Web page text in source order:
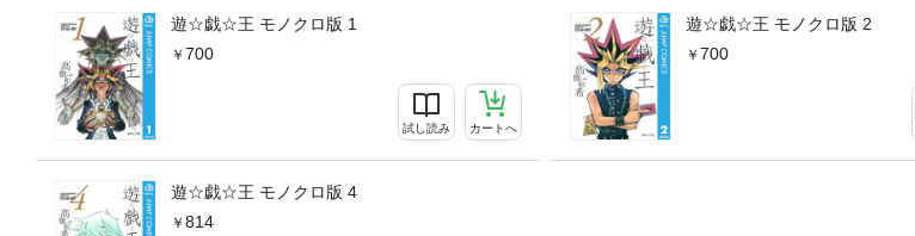
遊☆戯☆王 モノクロ版 1
700
試し読み カートへ
遊☆戯☆王 モノクロ版 2
700
遊☆戯☆王 モノクロ版 4
814